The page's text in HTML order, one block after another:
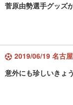
菅原由勢選手グッズ
2019/06/19 名古
意外にも珍しいきょ